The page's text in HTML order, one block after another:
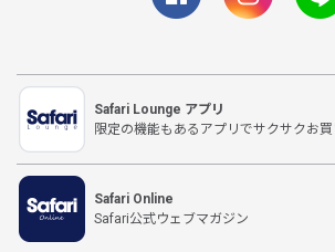
Safari Lounge アプリ
限定の機能もあるアプリでサクサクお
Safari Online
Safari公式ウェブマガジン